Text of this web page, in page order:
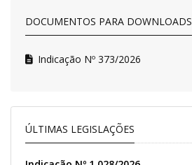
DOCUMENTOS PARA DOWNLOADS
Indicação Nº 373/2026
ÚLTIMAS LEGISLAÇÕES